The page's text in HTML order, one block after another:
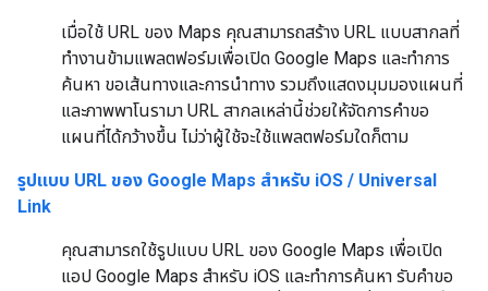
เมื่อใช้ URL ของ Maps คุณสามารถสร้าง URL แบบสากลที่
ทำงานข้ามแพลตฟอร์มเพื่อเปิด Google Maps และทำการ
ค้นหา ขอเส้นทางและการนำทาง รวมถึงแสดงมุมมองแผนที่
และภาพพาโนรามา URL สากลเหล่านี้ช่วยให้จัดการคำขอ
แผนที่ได้กว้างขึ้น ไม่ว่าผู้ใช้จะใช้แพลตฟอร์มใดก็ตาม
รูปแบบ URL ของ Google Maps สำหรับ iOS / Universal
Link
คุณสามารถใช้รูปแบบ URL ของ Google Maps เพื่อเปิด
แอป Google Maps สำหรับ iOS และทำการค้นหา รับคำขอ